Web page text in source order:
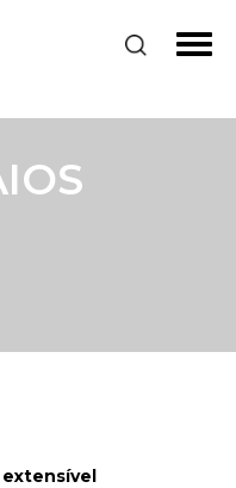
extensível